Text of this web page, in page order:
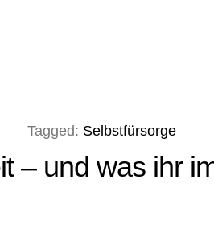
Tagged: Selbstfürsorge
– und was ihr